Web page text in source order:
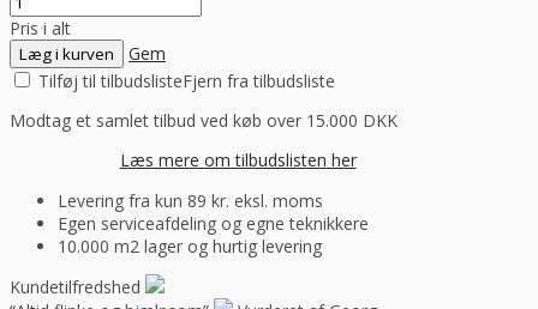
Pris i alt
Læg i kurven
Gem
Tilføj til tilbudslisteFjern fra tilbudsliste
Modtag et samlet tilbud ved køb over 15.000 DKK
Læs mere om tilbudslisten her
Levering fra kun 89 kr. eksl. moms
Egen serviceafdeling og egne teknikkere
10.000 m2 lager og hurtig levering
Kundetilfredshed